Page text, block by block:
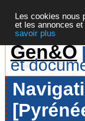
Les cookies nous
et les annonces
savoir plus
Gen&O
et